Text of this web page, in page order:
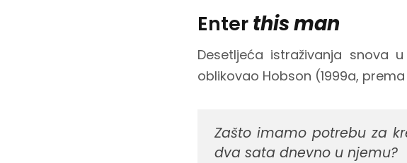
Enterthis man
Desetljeća istraživanja snova
oblikovao Hobson (1999a, prema
Zašto imamo potrebu za
dva sata dnevno u njemu?